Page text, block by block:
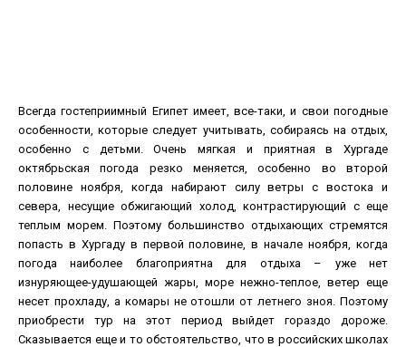
Всегда гостеприимный Египет имеет, все-таки, и свои погодные
особенности, которые следует учитывать, собираясь на отдых,
особенно с детьми. Очень мягкая и приятная в Хургаде
октябрьская погода резко меняется, особенно во второй
половине ноября, когда набирают силу ветры с востока и
севера, несущие обжигающий холод, контрастирующий с еще
теплым морем. Поэтому большинство отдыхающих стремятся
попасть в Хургаду в первой половине, в начале ноября, когда
погода наиболее благоприятна для отдыха – уже нет
изнуряющее-удушающей жары, море нежно-теплое, ветер еще
несет прохладу, а комары не отошли от летнего зноя. Поэтому
приобрести тур на этот период выйдет гораздо дороже.
Сказывается еще и то обстоятельство, что в российских школах